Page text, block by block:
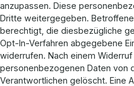
anzupassen. Diese
Dritte weitergegeben.
berechtigt, die diesbezügliche
Opt-In-Verfahren abgegebene
widerrufen. Nach einem
personenbezogenen Daten von
Verantwortlichen gelöscht. Eine